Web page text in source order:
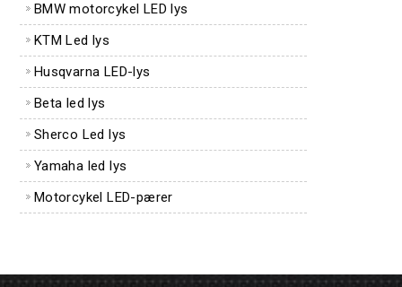
BMW motorcykel LED lys
KTM Led lys
Husqvarna LED-lys
Beta led lys
Sherco Led lys
Yamaha led lys
Motorcykel LED-pærer